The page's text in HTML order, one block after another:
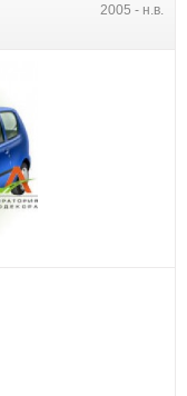
2005 - н.в.